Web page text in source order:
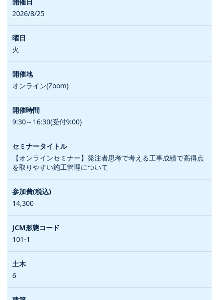
2026/8/25
火
オンライン(Zoom)
9:30～16:30(受付9:00)
【オンラインセミナー】発注者思考で考える工事成績で高得点
を取りやすい施工管理について
14,300
101-1
6